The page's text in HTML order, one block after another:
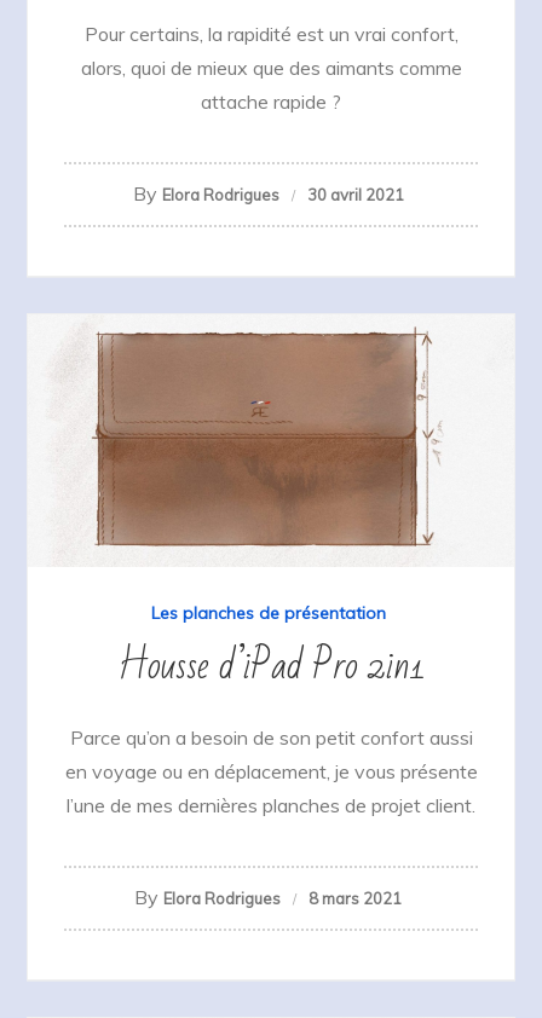
Pour certains, la rapidité est un vrai confort,
alors, quoi de mieux que des aimants comme
attache rapide ?
By Elora Rodrigues 30 avril 2021
Les planches de présentation
Housse d’iPad Pro 2in1
Parce qu’on a besoin de son petit confort aussi
en voyage ou en déplacement, je vous présente
l’une de mes dernières planches de projet client.
By Elora Rodrigues 8 mars 2021